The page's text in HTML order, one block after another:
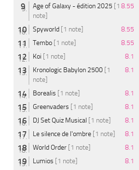
Age of Galaxy - édition 2025 [1
note]
8.55
Spyworld [1 note]
8.55
Tembo [1 note]
8.55
Koi [1 note]
8.1
Kronologic Babylon 2500 [1
note]
8.1
Borealis [1 note]
8.1
Greenvaders [1 note]
8.1
DJ Set Quiz Musical [1 note]
8.1
Le silence de l'ombre [1 note]
8.1
World Order [1 note]
8.1
Lumios [1 note]
8.1